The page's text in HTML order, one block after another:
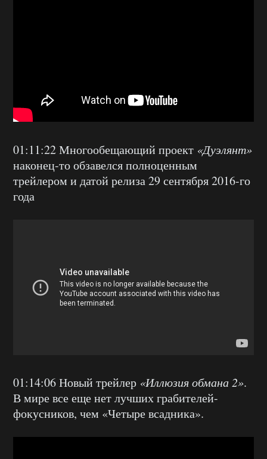
01:11:22 Многообещающий проект «Дуэлянт»
наконец-то обзавелся полноценным
трейлером и датой релиза 29 сентября 2016-го
года
01:14:06 Новый трейлер «Иллюзия обмана 2».
В мире все еще нет лучших грабителей-
фокусников, чем «Четыре всадника».